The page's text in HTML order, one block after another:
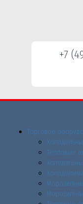
+7
Торговое
Тепловые